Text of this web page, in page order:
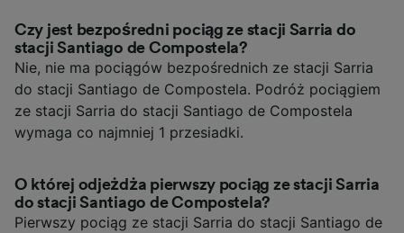
Czy jest bezpośredni pociąg ze stacji Sarria do
stacji Santiago de Compostela?
Nie, nie ma pociągów bezpośrednich ze stacji Sarria
do stacji Santiago de Compostela. Podróż pociągiem
ze stacji Sarria do stacji Santiago de Compostela
wymaga co najmniej 1 przesiadki.
O której odjeżdża pierwszy pociąg ze stacji Sarria
do stacji Santiago de Compostela?
Pierwszy pociąg ze stacji Sarria do stacji Santiago de